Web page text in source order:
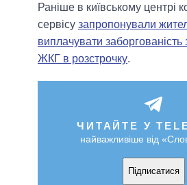
Раніше в київському центрі
сервісу запропонували
виплачувати заборгованість
ЖКГ в розстрочку.
ЧИТАЙТЕ У
найважливіше від
Підписатися